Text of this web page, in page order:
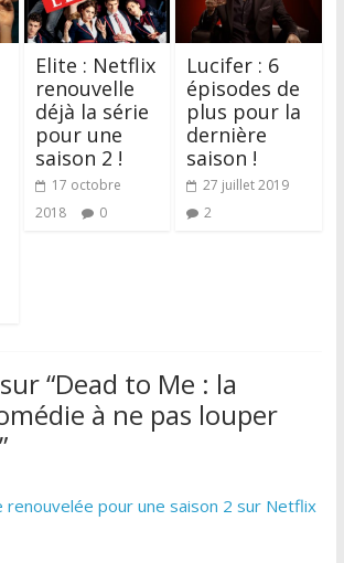
Elite : Netflix
renouvelle
déjà la série
pour une
saison 2 !
17 octobre
2018
0
Lucifer : 6
épisodes de
plus pour la
dernière
saison !
27 juillet 2019
2
“Dead to Me : la
à ne pas louper
”
renouvelée pour une saison 2 sur Netflix